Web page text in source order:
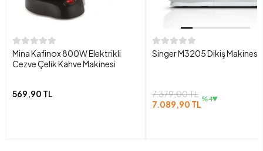
Mina Kafinox 800W Elektrikli
Cezve Çelik Kahve Makinesi
569,90 TL
Singer M3205 Dikiş Makinesi
7.379,00 TL
7.089,90 TL %4